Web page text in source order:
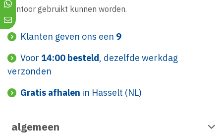
kantoor gebruikt kunnen worden.
Klanten geven ons een 9
Voor 14:00 besteld, dezelfde werkdag
verzonden
Gratis afhalen in Hasselt (NL)
algemeen